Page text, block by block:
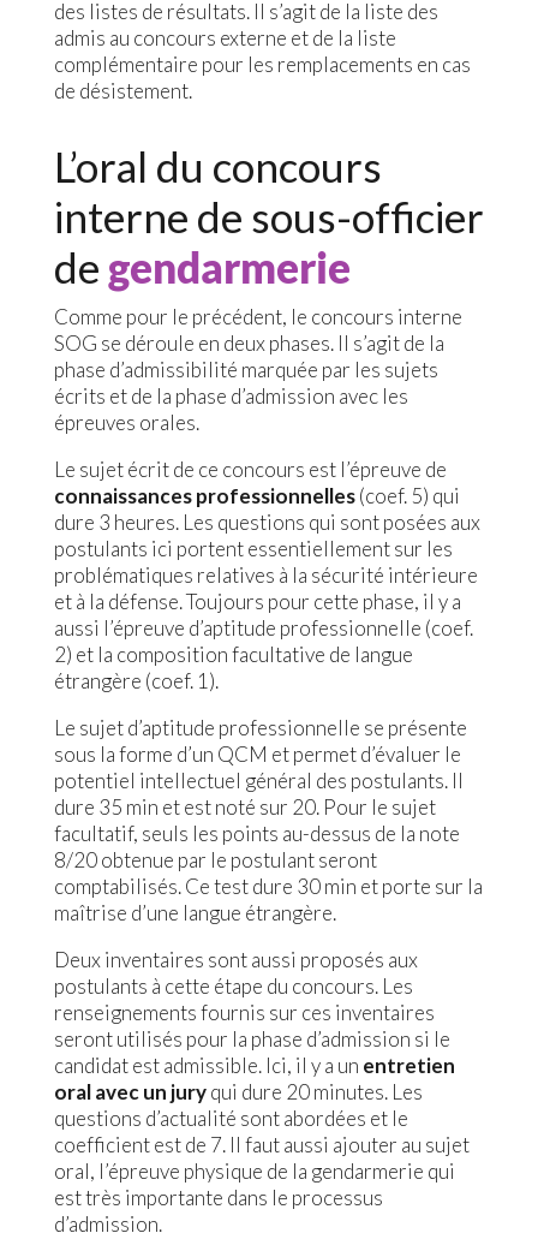
des listes de résultats. Il s’agit de la liste des
admis au concours externe et de la liste
complémentaire pour les remplacements en cas
de désistement.
L’oral du concours
interne de sous-officier
de gendarmerie
Comme pour le précédent, le concours interne
SOG se déroule en deux phases. Il s’agit de la
phase d’admissibilité marquée par les sujets
écrits et de la phase d’admission avec les
épreuves orales.
Le sujet écrit de ce concours est l’épreuve de
connaissances professionnelles(coef. 5) qui
dure 3 heures. Les questions qui sont posées aux
postulants ici portent essentiellement sur les
problématiques relatives à la sécurité intérieure
et à la défense. Toujours pour cette phase, il y a
aussi l’épreuve d’aptitude professionnelle (coef.
2) et la composition facultative de langue
étrangère (coef. 1).
Le sujet d’aptitude professionnelle se présente
sous la forme d’un QCM et permet d’évaluer le
potentiel intellectuel général des postulants. Il
dure 35 min et est noté sur 20. Pour le sujet
facultatif, seuls les points au-dessus de la note
8/20 obtenue par le postulant seront
comptabilisés. Ce test dure 30 min et porte sur la
maîtrise d’une langue étrangère.
Deux inventaires sont aussi proposés aux
postulants à cette étape du concours. Les
renseignements fournis sur ces inventaires
seront utilisés pour la phase d’admission si le
candidat est admissible. Ici, il y a un entretien
oral avec un juryqui dure 20 minutes. Les
questions d’actualité sont abordées et le
coefficient est de 7. Il faut aussi ajouter au sujet
oral, l’épreuve physique de la gendarmerie qui
est très importante dans le processus
d’admission.